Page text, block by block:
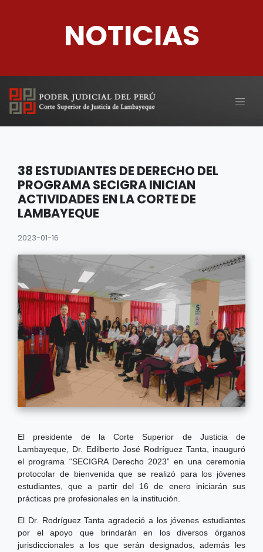
NOTICIAS
38 ESTUDIANTES DE DERECHO DEL
PROGRAMA SECIGRA INICIAN
ACTIVIDADES EN LA CORTE DE
LAMBAYEQUE
2023-01-16
El presidente de la Corte Superior de Justicia de
Lambayeque, Dr. Edilberto José Rodríguez Tanta, inauguró
el programa “SECIGRA Derecho 2023” en una ceremonia
protocolar de bienvenida que se realizó para los jóvenes
estudiantes, que a partir del 16 de enero iniciarán sus
prácticas pre profesionales en la institución.
El Dr. Rodríguez Tanta agradeció a los jóvenes estudiantes
por el apoyo que brindarán en los diversos órganos
jurisdiccionales a los que serán designados, además les